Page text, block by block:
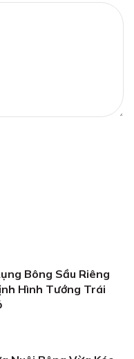
Bông Sầu Riêng
Hình Tướng Trái